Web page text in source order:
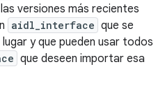
versiones más recientes
aidl_interface que se
y que pueden usar todos
que deseen importar esa